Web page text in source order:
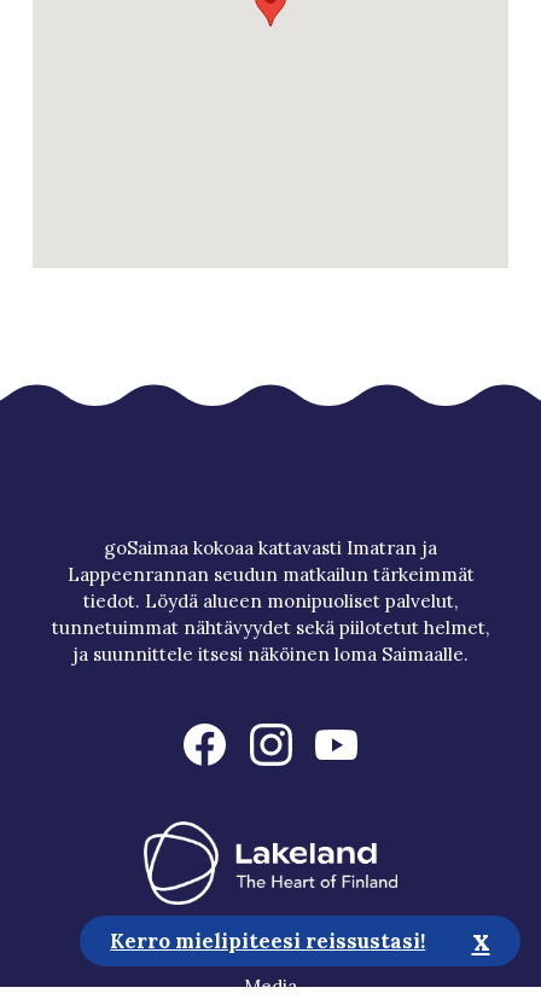
goSaimaa kokoaa kattavasti Imatran ja
Lappeenrannan seudun matkailun tärkeimmät
tiedot. Löydä alueen monipuoliset palvelut,
tunnetuimmat nähtävyydet sekä piilotetut helmet,
ja suunnittele itsesi näköinen loma Saimaalle.
Matkailuneuvonta
Media
Kerro mielipiteesi reissustasi! x